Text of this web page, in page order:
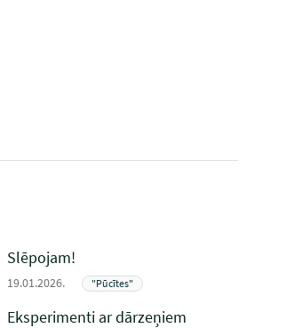
Slēpojam!
19.01.2026. "Pūcītes"
Eksperimenti ar dārzeņiem